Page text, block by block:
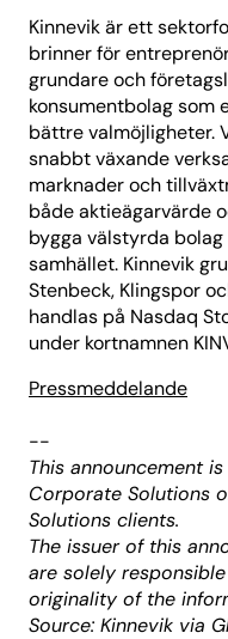
Kinnevik är ett
brinner för
grundare och
konsumentbolag som
bättre valmöjligheter.
snabbt växande
marknader och
både aktieägarvärde
bygga välstyrda
samhället. Kinnevik
Stenbeck, Klingspor
handlas på Nasdaq
under kortnamnen
Pressmeddelande
--
This announcement
Corporate Solutions
Solutions clients.
The issuer of this
are solely
originality of the
Source: Kinnevik via